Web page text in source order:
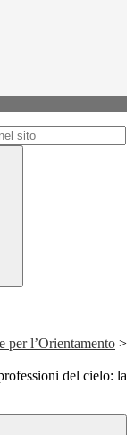
per l’Orientamento >
del cielo: la